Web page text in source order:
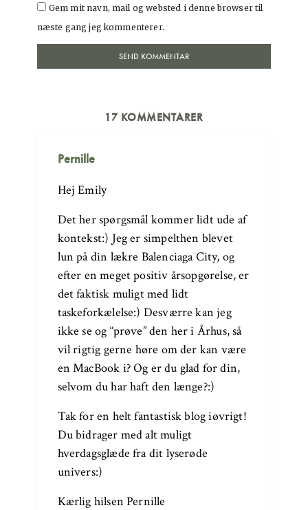
Gem mit navn, mail og websted i denne browser til
næste gang jeg kommenterer.
17 KOMMENTARER
Pernille
Hej Emily
Det her spørgsmål kommer lidt ude af
kontekst:) Jeg er simpelthen blevet
lun på din lækre Balenciaga City, og
efter en meget positiv årsopgørelse, er
det faktisk muligt med lidt
taskeforkælelse:) Desværre kan jeg
ikke se og “prøve” den her i Århus, så
vil rigtig gerne høre om der kan være
en MacBook i? Og er du glad for din,
selvom du har haft den længe?:)
Tak for en helt fantastisk blog iøvrigt!
Du bidrager med alt muligt
hverdagsglæde fra dit lyserøde
univers:)
Kærlig hilsen Pernille